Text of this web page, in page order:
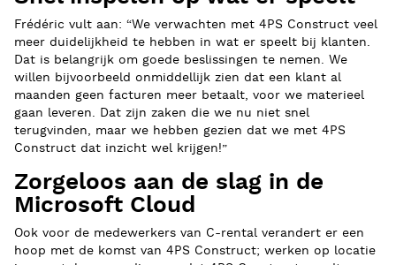
Frédéric vult aan: “We verwachten met 4PS Construct veel
meer duidelijkheid te hebben in wat er speelt bij klanten.
Dat is belangrijk om goede beslissingen te nemen. We
willen bijvoorbeeld onmiddellijk zien dat een klant al
maanden geen facturen meer betaalt, voor we materieel
gaan leveren. Dat zijn zaken die we nu niet snel
terugvinden, maar we hebben gezien dat we met 4PS
Construct dat inzicht wel krijgen!”
Zorgeloos aan de slag in de
Microsoft Cloud
Ook voor de medewerkers van C-rental verandert er een
hoop met de komst van 4PS Construct; werken op locatie